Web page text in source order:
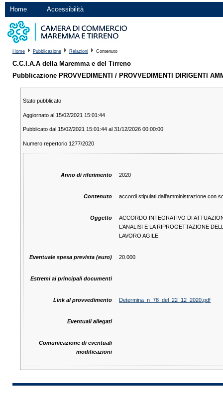
Home Accessibilità
Home Pubblicazione Relazioni Contenuto
C.C.I.A.A della Maremma e del Tirreno
Pubblicazione PROVVEDIMENTI / PROVVEDIMENTI DIRIGENTI
Stato pubblicato
Aggiornato al 15/02/2021 15:01:44
Pubblicato dal 15/02/2021 15:01:44 al 31/12/2026 00:00:00
Numero repertorio 1277/2020
Anno di riferimento 2020
Contenuto accordi stipulati dall'amministrazione con
Oggetto
ACCORDO INTEGRATIVO DI
L’ANALISI E LA RIPROGETTAZIONE
LAVORO AGILE
Eventuale spesa prevista (euro) 20.000
Estremi ai principali documenti
Link al provvedimento Determina_n_78_del_22_12_2020.pdf
Eventuali allegati
Comunicazione di eventuali
modificazioni